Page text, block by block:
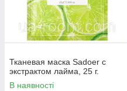
Тканевая маска Sadoer с
экстрактом лайма, 25 г.
В наявності